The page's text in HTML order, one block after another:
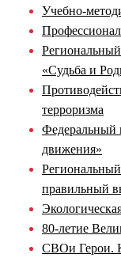
Учебно-
«Судьба и
терроризма
Федеральный
движения»
правильный
80-летие
СВОи Герои.